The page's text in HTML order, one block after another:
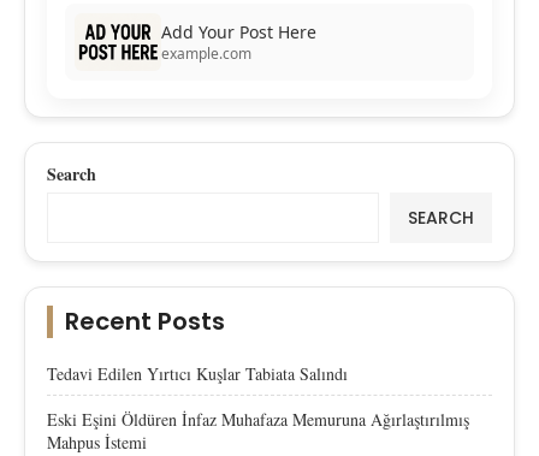
Add Your Post Here
example.com
Search
SEARCH
Recent Posts
Tedavi Edilen Yırtıcı Kuşlar Tabiata Salındı
Eski Eşini Öldüren İnfaz Muhafaza Memuruna Ağırlaştırılmış
Mahpus İstemi